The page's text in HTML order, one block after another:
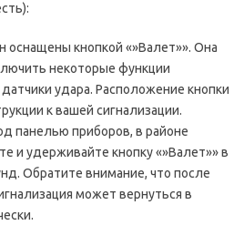
кнопкой «»Валет»». Она
некоторые функции
удара. Расположение кнопки
к вашей сигнализации.
панелью приборов, в районе
и удерживайте кнопку «»Валет»» в
Обратите внимание, что после
может вернуться в